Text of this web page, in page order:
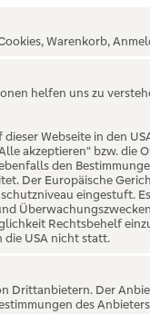
Warenkorb,
helfen uns zu
Webseite in den
akzeptieren“ bzw. die
den
Der Europäische
eingestuft.
Rechtsbehelf
die USA nicht statt.
Drittanbietern. Der
des